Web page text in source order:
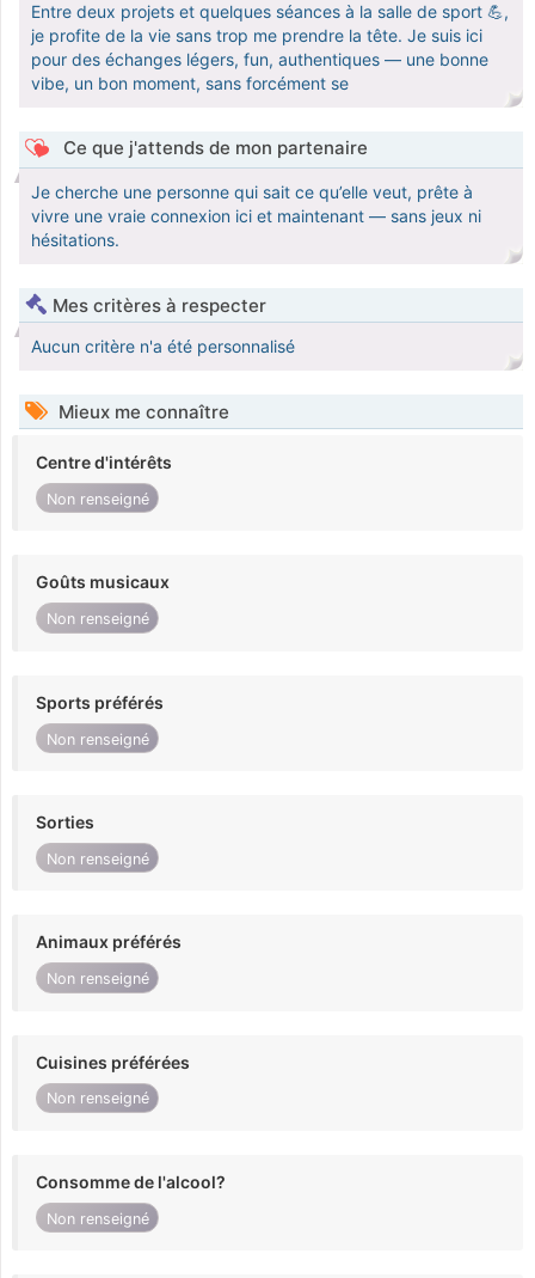
Entre deux projets et quelques séances à la salle de sport 💪,
je profite de la vie sans trop me prendre la tête. Je suis ici
pour des échanges légers, fun, authentiques — une bonne
vibe, un bon moment, sans forcément se
Ce que j'attends de mon partenaire
Je cherche une personne qui sait ce qu’elle veut, prête à
vivre une vraie connexion ici et maintenant — sans jeux ni
hésitations.
Mes critères à respecter
Aucun critère n'a été personnalisé
Mieux me connaître
Centre d'intérêts
Non renseigné
Goûts musicaux
Non renseigné
Sports préférés
Non renseigné
Sorties
Non renseigné
Animaux préférés
Non renseigné
Cuisines préférées
Non renseigné
Consomme de l'alcool?
Non renseigné